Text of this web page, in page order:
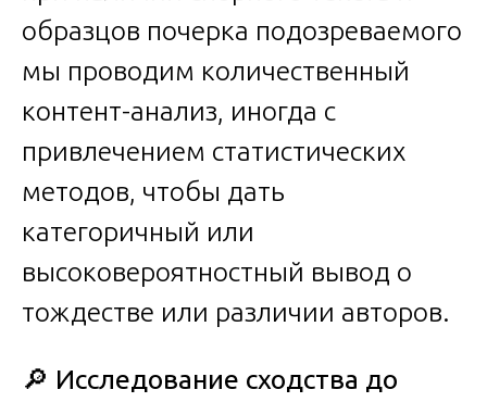
образцов почерка подозреваемого
мы проводим количественный
контент-анализ, иногда с
привлечением статистических
методов, чтобы дать
категоричный или
высоковероятностный вывод о
тождестве или различии авторов.
🔎 Исследование сходства до